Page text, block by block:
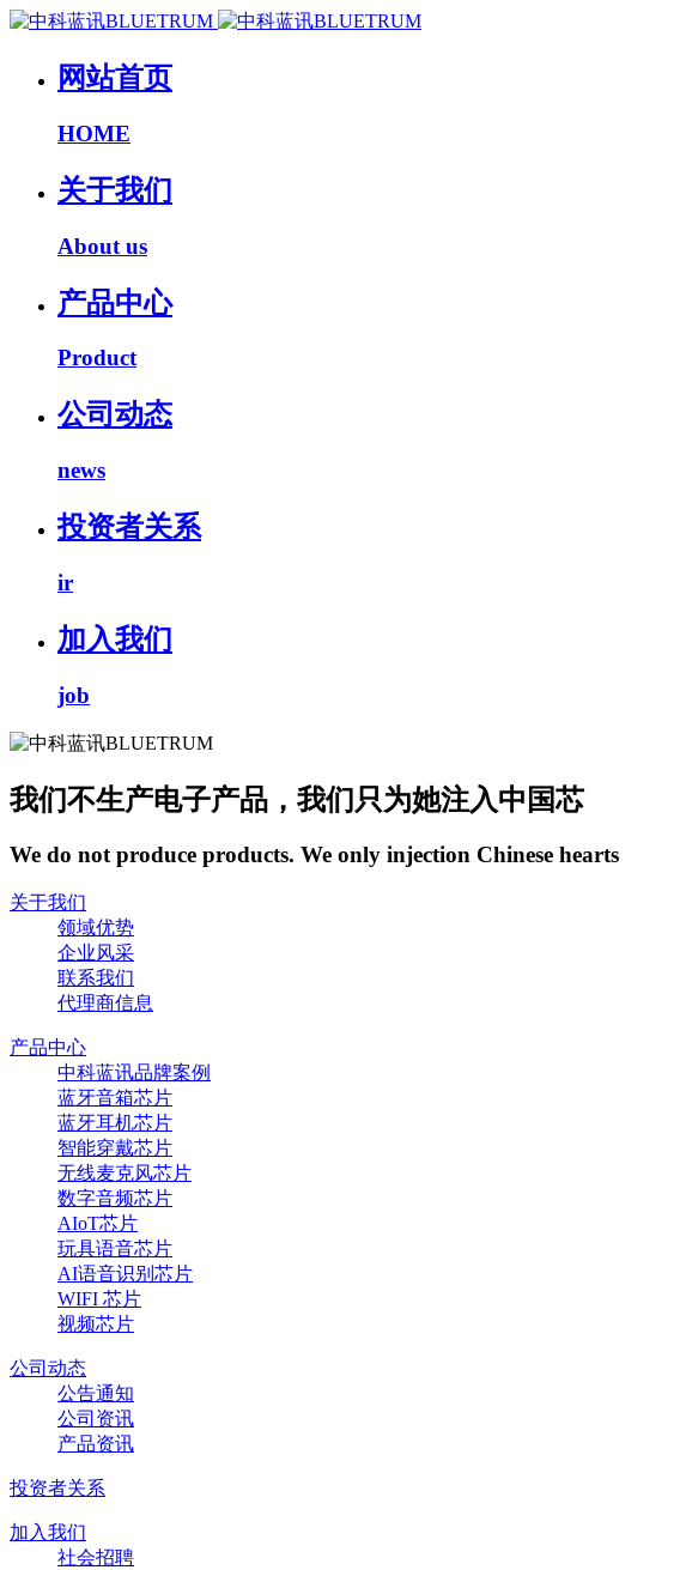
网站首页
HOME
关于我们
About us
产品中心
Product
公司动态
news
投资者关系
ir
加入我们
job
我们不生产电子产品，我们只为她注入中国芯
We do not produce products. We only injection Chinese hearts
关于我们
领域优势
企业风采
联系我们
代理商信息
产品中心
中科蓝讯品牌案例
蓝牙音箱芯片
蓝牙耳机芯片
智能穿戴芯片
无线麦克风芯片
数字音频芯片
AIoT芯片
玩具语音芯片
AI语音识别芯片
WIFI 芯片
视频芯片
公司动态
公告通知
公司资讯
产品资讯
投资者关系
加入我们
社会招聘